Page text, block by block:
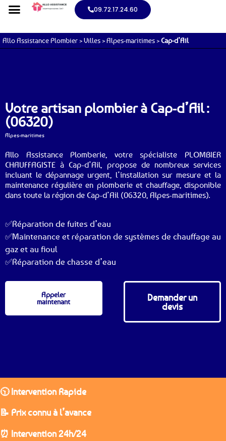
09.72.17.24.60
Allo Assistance Plombier >Villes >Alpes-maritimes >Cap-d’Ail
Votre artisan plombier à Cap-d’Ail :
(06320)
Alpes-maritimes
Allo Assistance Plomberie, votre spécialiste PLOMBIER
CHAUFFAGISTE à Cap-d’Ail, propose de nombreux services
incluant le dépannage urgent, l’installation sur mesure et la
maintenance régulière en plomberie et chauffage, disponible
dans toute la région de Cap-d’Ail (06320, Alpes-maritimes).
✅Réparation de fuites d’eau
✅Maintenance et réparation de systèmes de chauffage au
gaz et au fioul
✅Réparation de chasse d’eau
Appeler
maintenant
Demander un
devis
🕥 Intervention Rapide
📝 Prix connu à l’avance
⏰ Intervention 24h/24